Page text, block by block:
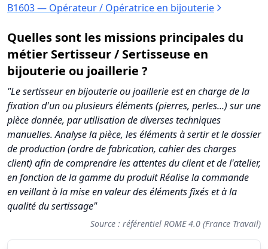
B1603 — Opérateur / Opératrice en bijouterie
Quelles sont les missions principales du
métier Sertisseur / Sertisseuse en
bijouterie ou joaillerie ?
"Le sertisseur en bijouterie ou joaillerie est en charge de la
fixation d'un ou plusieurs éléments (pierres, perles...) sur une
pièce donnée, par utilisation de diverses techniques
manuelles. Analyse la pièce, les éléments à sertir et le dossier
de production (ordre de fabrication, cahier des charges
client) afin de comprendre les attentes du client et de l'atelier,
en fonction de la gamme du produit Réalise la commande
en veillant à la mise en valeur des éléments fixés et à la
qualité du sertissage"
Source : référentiel ROME 4.0 (France Travail)